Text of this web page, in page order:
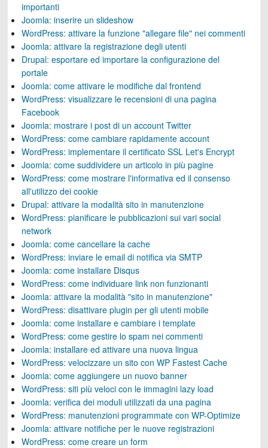
importanti
Joomla: inserire un slideshow
WordPress: attivare la funzione "allegare file" nei commenti
Joomla: attivare la registrazione degli utenti
Drupal: esportare ed importare la configurazione del
portale
Joomla: come attivare le modifiche dal frontend
WordPress: visualizzare le recensioni di una pagina
Facebook
Joomla: mostrare i post di un account Twitter
WordPress: come cambiare rapidamente account
WordPress: implementare il certificato SSL Let's Encrypt
Joomla: come suddividere un articolo in più pagine
WordPress: come mostrare l'informativa ed il consenso
all'utilizzo dei cookie
Drupal: attivare la modalità sito in manutenzione
WordPress: pianificare le pubblicazioni sui vari social
network
Joomla: come cancellare la cache
WordPress: inviare le email di notifica via SMTP
Joomla: come installare Disqus
WordPress: come individuare link non funzionanti
Joomla: attivare la modalità "sito in manutenzione"
WordPress: disattivare plugin per gli utenti mobile
Joomla: come installare e cambiare i template
WordPress: come gestire lo spam nei commenti
Joomla: installare ed attivare una nuova lingua
WordPress: velocizzare un sito con WP Fastest Cache
Joomla: come aggiungere un nuovo banner
WordPress: siti più veloci con le immagini lazy load
Joomla: verifica dei moduli utilizzati da una pagina
WordPress: manutenzioni programmate con WP-Optimize
Joomla: attivare notifiche per le nuove registrazioni
WordPress: come creare un form